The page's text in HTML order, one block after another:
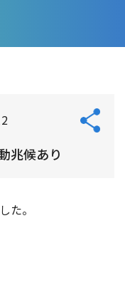
兆候あり
た。